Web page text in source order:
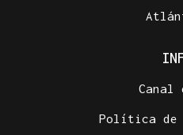
Canal
Política de